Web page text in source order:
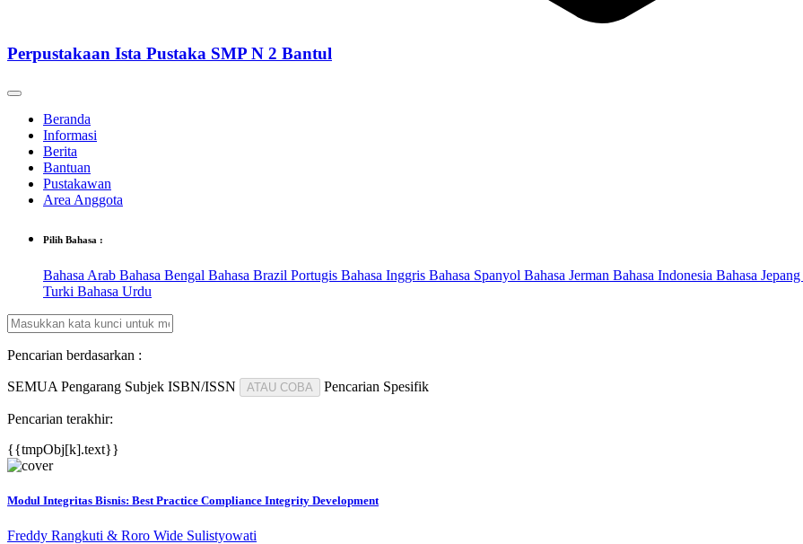
Perpustakaan Ista Pustaka SMP N 2 Bantul
Beranda
Informasi
Berita
Bantuan
Pustakawan
Area Anggota
Pilih Bahasa :
Bahasa Arab Bahasa Bengal Bahasa Brazil Portugis Bahasa Inggris Bahasa Spanyol Bahasa Jerman Bahasa Indonesia Bahasa Jepang
Turki Bahasa Urdu
Pencarian berdasarkan :
SEMUA Pengarang Subjek ISBN/ISSN ATAU COBA Pencarian Spesifik
Pencarian terakhir:
{{tmpObj[k].text}}
Modul Integritas Bisnis: Best Practice Compliance Integrity Development
Freddy Rangkuti & Roro Wide Sulistyowati